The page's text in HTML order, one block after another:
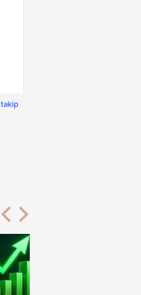
Önceki
Sonraki